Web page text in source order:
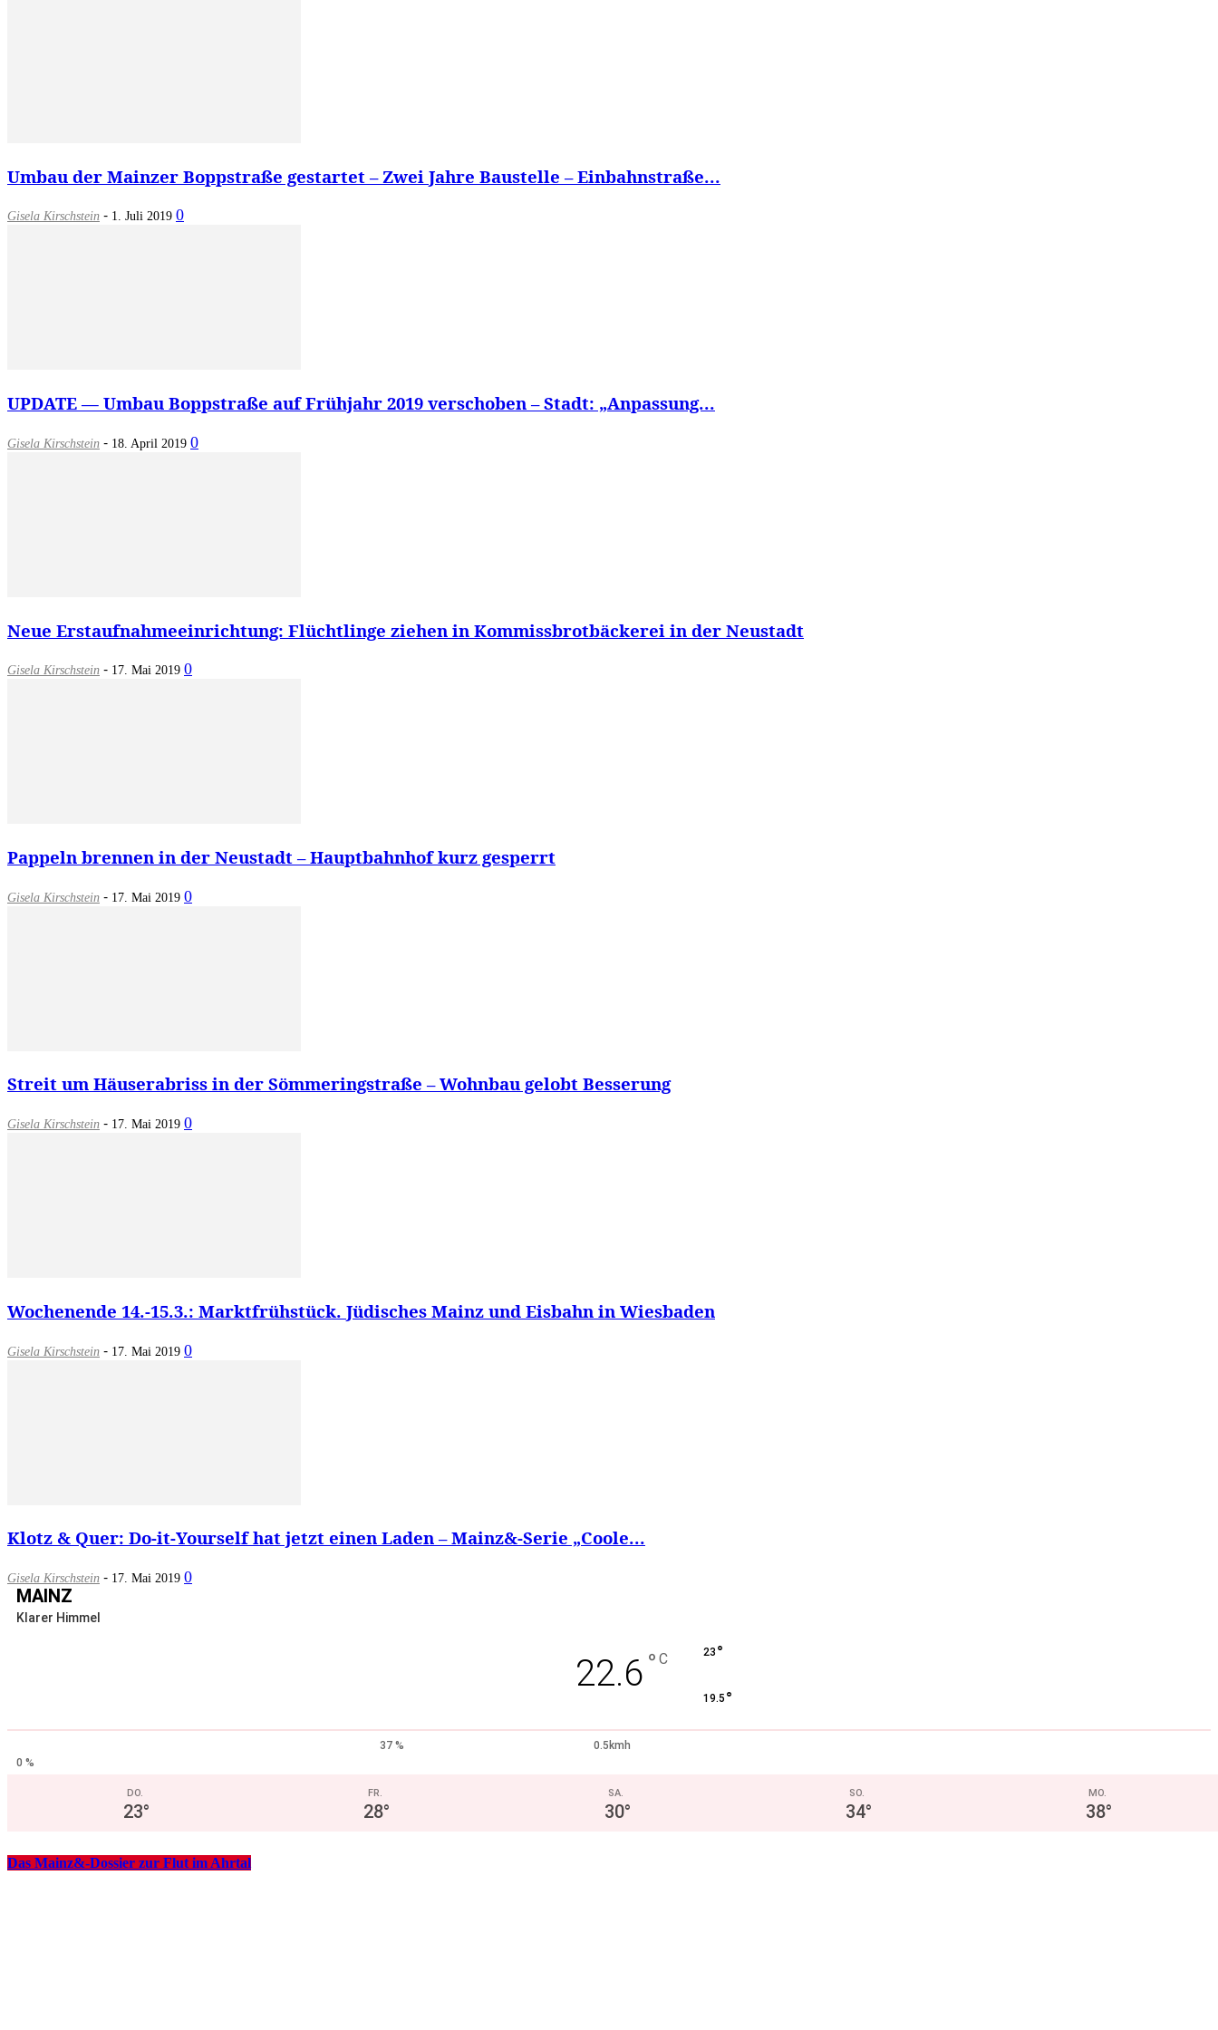
Umbau der Mainzer Boppstraße gestartet – Zwei Jahre Baustelle – Einbahnstraße...
Gisela Kirschstein - 1. Juli 2019 0
UPDATE — Umbau Boppstraße auf Frühjahr 2019 verschoben – Stadt: „Anpassung...
Gisela Kirschstein - 18. April 2019 0
Neue Erstaufnahmeeinrichtung: Flüchtlinge ziehen in Kommissbrotbäckerei in der Neustadt
Gisela Kirschstein - 17. Mai 2019 0
Pappeln brennen in der Neustadt – Hauptbahnhof kurz gesperrt
Gisela Kirschstein - 17. Mai 2019 0
Streit um Häuserabriss in der Sömmeringstraße – Wohnbau gelobt Besserung
Gisela Kirschstein - 17. Mai 2019 0
Wochenende 14.-15.3.: Marktfrühstück. Jüdisches Mainz und Eisbahn in Wiesbaden
Gisela Kirschstein - 17. Mai 2019 0
Klotz & Quer: Do-it-Yourself hat jetzt einen Laden – Mainz&-Serie „Coole...
Gisela Kirschstein - 17. Mai 2019 0
MAINZ
Klarer Himmel
22.6 ° C 23 °
19.5 °
37 %
0.5kmh
0 %
DO.
23°
FR.
28°
SA.
30°
SO.
34°
MO.
38°
Das Mainz&-Dossier zur Flut im Ahrtal